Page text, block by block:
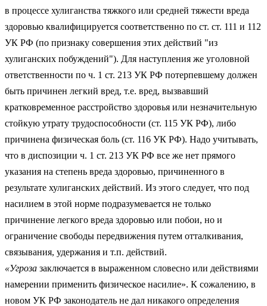
в процессе хулиганства тяжкого или средней тяжести вреда
здоровью квалифицируется соответственно по ст. ст. 111 и 112
УК РФ (по признаку совершения этих действий "из
хулиганских побуждений"). Для наступления же уголовной
ответственности по ч. 1 ст. 213 УК РФ потерпевшему должен
быть причинен легкий вред, т.е. вред, вызвавший
кратковременное расстройство здоровья или незначительную
стойкую утрату трудоспособности (ст. 115 УК РФ), либо
причинена физическая боль (ст. 116 УК РФ). Надо учитывать,
что в диспозиции ч. 1 ст. 213 УК РФ все же нет прямого
указания на степень вреда здоровью, причиненного в
результате хулиганских действий. Из этого следует, что под
насилием в этой норме подразумевается не только
причинение легкого вреда здоровью или побои, но и
ограничение свободы передвижения путем отталкивания,
связывания, удержания и т.п. действий.
«Угроза заключается в выраженном словесно или действиями
намерении применить физическое насилие». К сожалению, в
новом УК РФ законодатель не дал никакого определения